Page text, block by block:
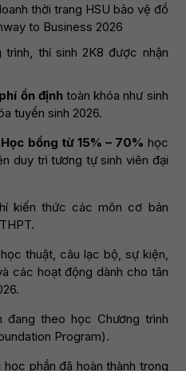
thời trang HSU bảo vệ đồ
to Business 2026
thí sinh 2K8 được nhận
ổn địnhtoàn khóa như sinh
tuyển sinh 2026.
Học bổng từ 15% – 70% học
duy trì tương tự sinh viên đại
kiến thức các môn cơ bản
thuật, câu lạc bộ, sự kiện,
các hoạt động dành cho tân
theo học Chương trình
Program).
phần đã hoàn thành trong